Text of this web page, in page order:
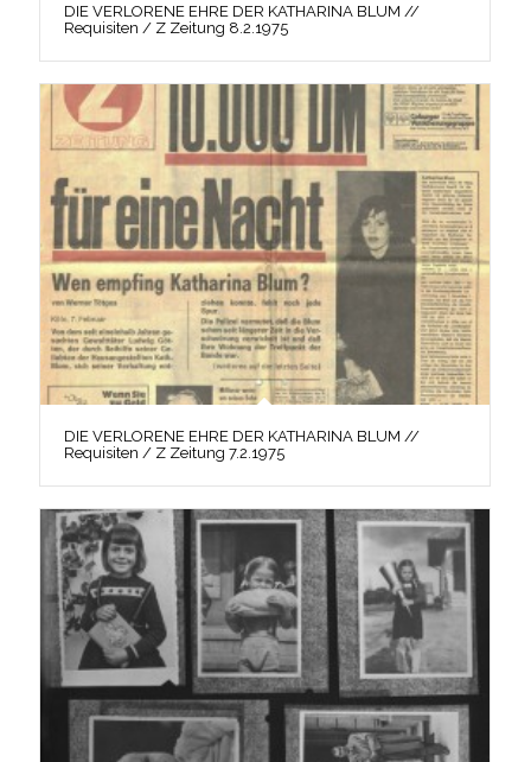
DIE VERLORENE EHRE DER KATHARINA BLUM //
Requisiten / Z Zeitung 8.2.1975
DIE VERLORENE EHRE DER KATHARINA BLUM //
Requisiten / Z Zeitung 7.2.1975